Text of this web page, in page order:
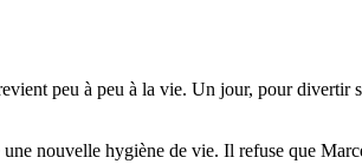
peu à peu à la vie. Un jour, pour
nouvelle hygiène de vie. Il refuse que